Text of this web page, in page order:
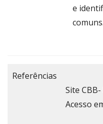
e
comuns.
Referências
Site CBB-
Acesso